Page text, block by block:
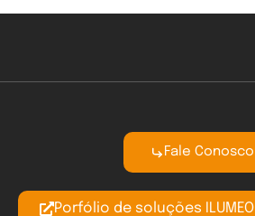
Fale Conosco
Porfólio de soluções ILUMEO